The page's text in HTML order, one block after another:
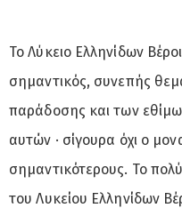
Το Λύκειο Ελληνίδων
σημαντικός, συνεπής
παράδοσης και των
αυτών · σίγουρα όχι ο
σημαντικότερους. Το
του Λυκείου Ελληνίδων